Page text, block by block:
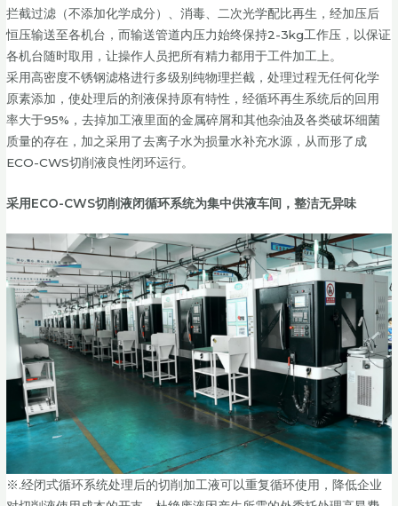
拦截过滤（不添加化学成分）、消毒、二次光学配比再生，经加压后
恒压输送至各机台，而输送管道内压力始终保持2-3kg工作压，以保证
各机台随时取用，让操作人员把所有精力都用于工件加工上。
采用高密度不锈钢滤格进行多级别纯物理拦截，处理过程无任何化学
原素添加，使处理后的剂液保持原有特性，经循环再生系统后的回用
率大于95%，去掉加工液里面的金属碎屑和其他杂油及各类破坏细菌
质量的存在，加之采用了去离子水为损量水补充水源，从而形了成
ECO-CWS切削液良性闭环运行。
采用ECO-CWS切削液闭循环系统为集中供液车间，整洁无异味
※.经闭式循环系统处理后的切削加工液可以重复循环使用，降低企业